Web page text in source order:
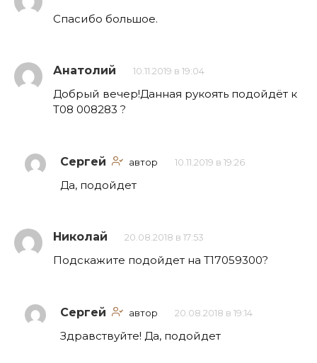
Спасибо большое.
Анатолий 10.11.2019 в 19:04
Добрый вечер!Данная рукоять подойдёт к
Т08 008283 ?
Сергей автор 10.11.2019 в 19:26
Да, подойдет
Николай 20.08.2018 в 17:53
Подскажите подойдет на Т17059300?
Сергей автор 20.08.2018 в 19:14
Здравствуйте! Да, подойдет